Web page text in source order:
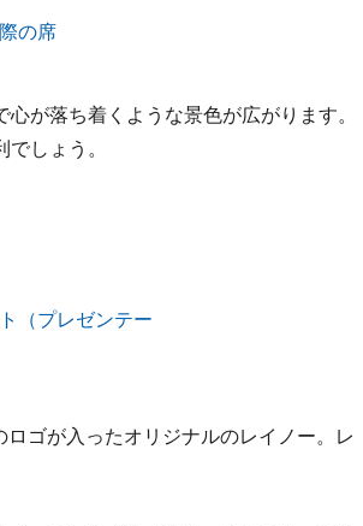
が落ち着くような景色が広がります。
しょう。
ゴが入ったオリジナルのレイノー。レ